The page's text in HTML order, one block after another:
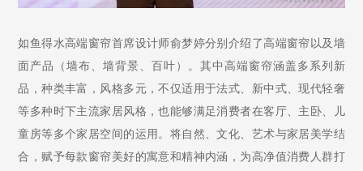
如鱼得水高端窗帘首席设计师俞梦婷分别介绍了高端窗帘以及墙
面产品（墙布、墙背景、百叶）。其中高端窗帘涵盖多系列新
品，种类丰富，风格多元，不仅适用于法式、新中式、现代轻奢
等多种时下主流家居风格，也能够满足消费者在客厅、主卧、儿
童房等多个家居空间的运用。将自然、文化、艺术与家居美学结
合，赋予每款窗帘美好的寓意和精神内涵，为高净值消费人群打